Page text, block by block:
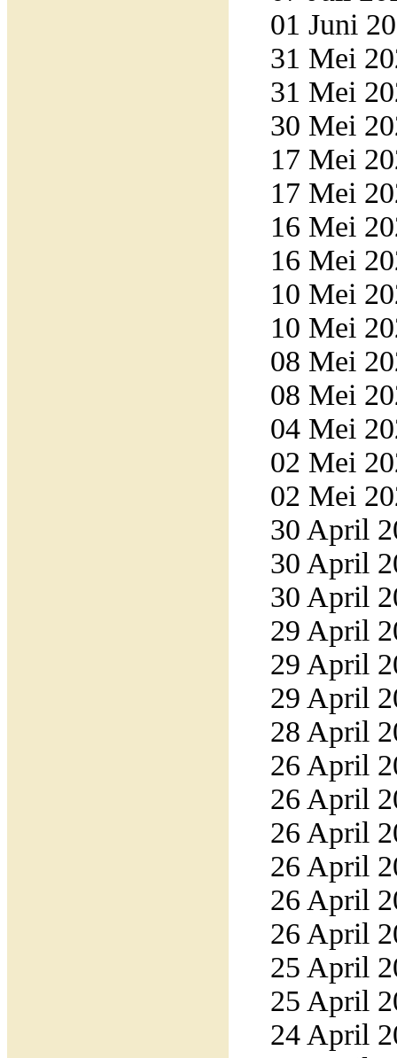
01 Juni
31 Mei
31 Mei
30 Mei
17 Mei
17 Mei
16 Mei
16 Mei
10 Mei
10 Mei
08 Mei
08 Mei
04 Mei
02 Mei
02 Mei
30 April
30 April
30 April
29 April
29 April
29 April
28 April
26 April
26 April
26 April
26 April
26 April
26 April
25 April
25 April
24 April